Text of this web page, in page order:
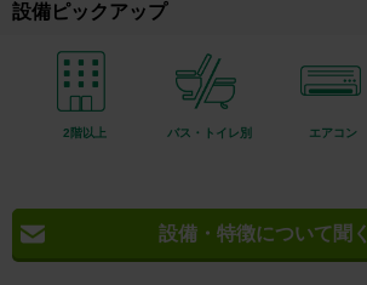
設備ピックアップ
2階以上 バス・トイレ別 エアコン
設備・特徴について聞く